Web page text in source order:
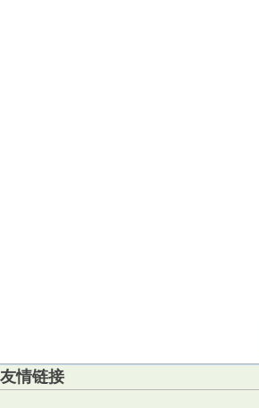
友情链接